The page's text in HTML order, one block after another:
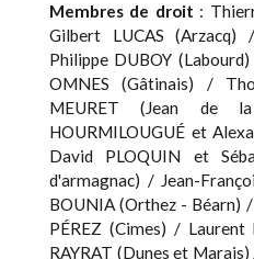
Membres de droit :
Gilbert LUCAS
Philippe DUBOY
OMNES (Gâtinais) /
MEURET (Jean de
HOURMILOUGUÉ et
David PLOQUIN et
d'armagnac) / Jean-
BOUNIA (Orthez - Béarn)
PÉREZ (Cimes) /
RAYRAT (Dunes et